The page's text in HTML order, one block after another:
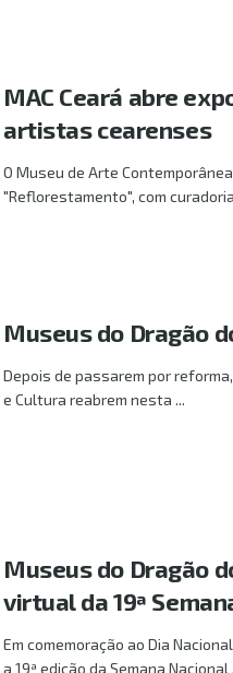
MAC Ceará abre
artistas cearenses
O Museu de Arte
"Reflorestamento", com
Museus do Dragão
Depois de passarem por
e Cultura reabrem nesta ...
Museus do Dragão
virtual da 19ª
Em comemoração ao Dia
a 19ª edição da Semana Nacional